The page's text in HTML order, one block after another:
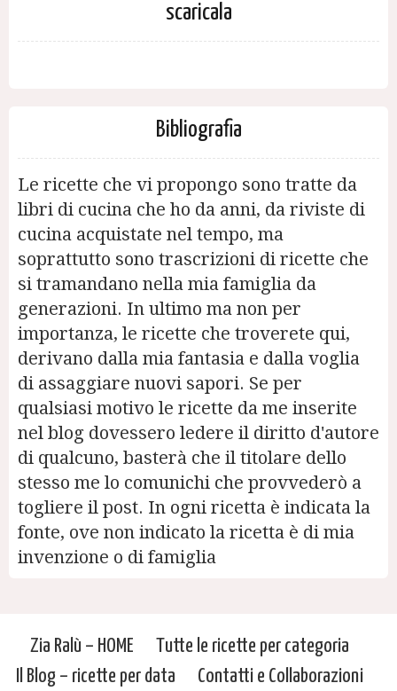
scaricala
Bibliografia
Le ricette che vi propongo sono tratte da
libri di cucina che ho da anni, da riviste di
cucina acquistate nel tempo, ma
soprattutto sono trascrizioni di ricette che
si tramandano nella mia famiglia da
generazioni. In ultimo ma non per
importanza, le ricette che troverete qui,
derivano dalla mia fantasia e dalla voglia
di assaggiare nuovi sapori. Se per
qualsiasi motivo le ricette da me inserite
nel blog dovessero ledere il diritto d'autore
di qualcuno, basterà che il titolare dello
stesso me lo comunichi che provvederò a
togliere il post. In ogni ricetta è indicata la
fonte, ove non indicato la ricetta è di mia
invenzione o di famiglia
Zia Ralù – HOME
Tutte le ricette per categoria
Il Blog – ricette per data
Contatti e Collaborazioni